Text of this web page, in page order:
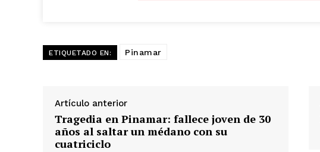
ETIQUETADO EN: Pinamar
Artículo anterior
Tragedia en Pinamar: fallece joven de 30
años al saltar un médano con su
cuatriciclo